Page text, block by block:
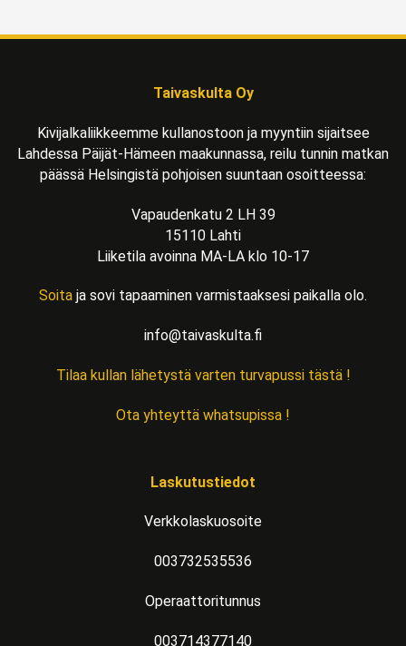
Taivaskulta Oy
Kivijalkaliikkeemme kullanostoon ja myyntiin sijaitsee
Lahdessa Päijät-Hämeen maakunnassa, reilu tunnin matkan
päässä Helsingistä pohjoisen suuntaan osoitteessa:
Vapaudenkatu 2 LH 39
15110 Lahti
Liiketila avoinna MA-LA klo 10-17
Soita ja sovi tapaaminen varmistaaksesi paikalla olo.
info@taivaskulta.fi
Tilaa kullan lähetystä varten turvapussi tästä !
Ota yhteyttä whatsupissa !
Laskutustiedot
Verkkolaskuosoite
003732535536
Operaattoritunnus
003714377140